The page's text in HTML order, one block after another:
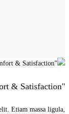
"Comfort & Satisfaction"
Etiam massa ligula,